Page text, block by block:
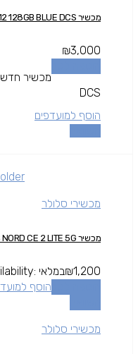
מכשיר IPHONE 12 128GB BLUE DCS
₪3,000
מכשיר
DCS
הוסף למועדפים
מכשירי סלולר
מכשיר ONEPLUS NORD CE 2 LITE 5G
₪1,200
במלאי
הוסף
מכשירי סלולר